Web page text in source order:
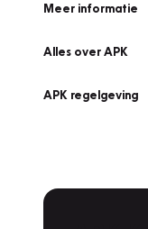
Meer informatie
Alles over APK
APK regelgeving